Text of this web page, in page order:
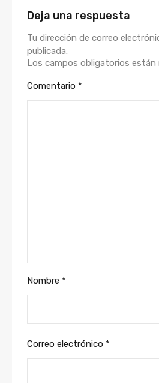
Deja una respuesta
Tu dirección de correo
publicada.
Los campos obligatorios están
Comentario *
Nombre *
Correo electrónico *